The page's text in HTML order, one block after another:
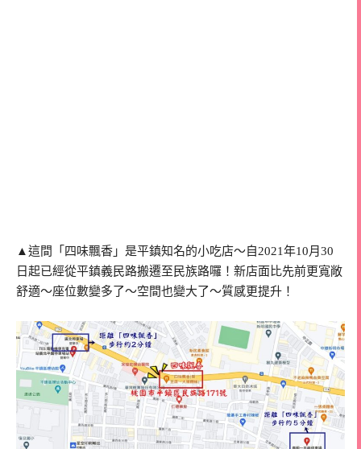
▲這間「四味飄香」是平鎮知名的小吃店～自2021年10月30
日起已經從平鎮義民路搬遷至民族路囉！新店面比先前更寬敞
舒適～座位數變多了～空間也變大了～質感更提升！